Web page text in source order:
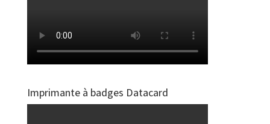
Imprimante à badges Datacard